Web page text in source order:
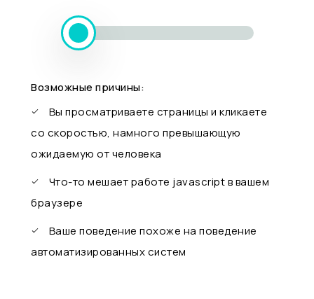
Возможные причины:
Вы просматриваете страницы и кликаете
со скоростью, намного превышающую
ожидаемую от человека
Что-то мешает работе javascript в вашем
браузере
Ваше поведение похоже на поведение
автоматизированных систем